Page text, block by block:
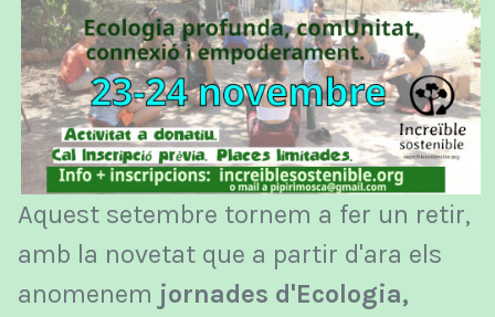
Aquest setembre tornem a fer un retir,
amb la novetat que a partir d'ara els
anomenem jornades d'Ecologia,